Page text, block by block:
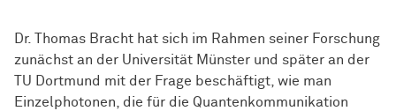
Dr. Thomas Bracht hat sich im Rahmen seiner Forschung
zunächst an der Universität Münster und später an der
TU Dortmund mit der Frage beschäftigt, wie man
Einzelphotonen, die für die Quantenkommunikation